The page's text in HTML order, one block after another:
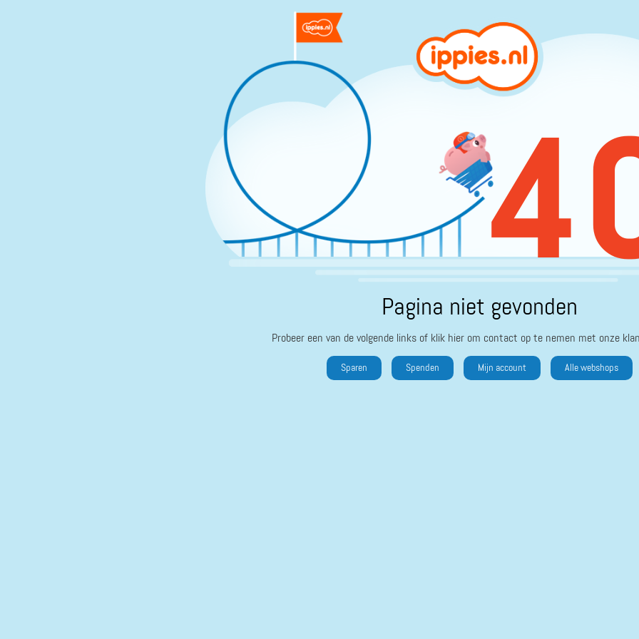
Pagina niet gevonden
Probeer een van de volgende links of klik hier om contact op te nemen met onze
Sparen Spenden Mijn account Alle webshops